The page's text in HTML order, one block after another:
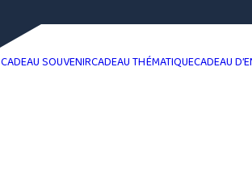
CADEAU SOUVENIRCADEAU THÉMATIQUECADEAU